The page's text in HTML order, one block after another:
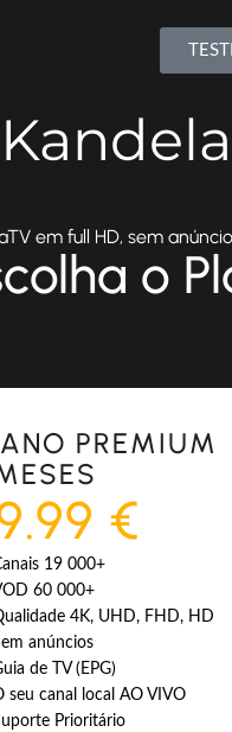
em full HD, sem
o
PREMIUM
€
19 000+
60 000+
4K, UHD, FHD, HD
anúncios
de TV (EPG)
seu canal local AO VIVO
Prioritário